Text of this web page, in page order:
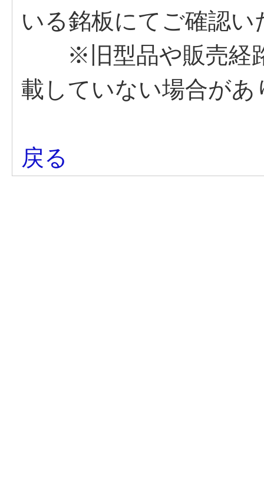
いる銘板にてご確認い
※旧型品や販売経路
載していない場合があ
戻る